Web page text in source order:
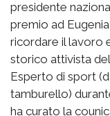
presidente
premio ad
ricordare il lavoro
storico attivista
Esperto di sport
tamburello)
ha curato la